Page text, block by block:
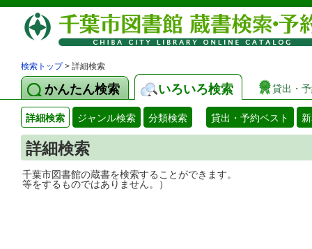
検索トップ> 詳細検索
かんたん検索 いろいろ検索 貸出・
詳細検索 ジャンル検索 分類検索 貸出・予約ベスト
詳細検索
千葉市図書館の蔵書を検索することがで
等をするものではありません。）